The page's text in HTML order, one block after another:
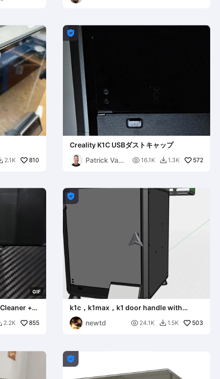
2.1K 810

Creality K1C USBダストキャップ
Patrick Van
 16.1K  1.3K 572
GIF
+
2.2K 855

k1c，k1max，k1 door handle with
Creality logo
newtd
 24.1K  1.5K 503
